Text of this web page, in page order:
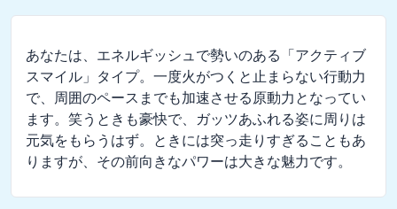
あなたは、エネルギッシュで勢いのある「アクティブ
スマイル」タイプ。一度火がつくと止まらない行動力
で、周囲のペースまでも加速させる原動力となってい
ます。笑うときも豪快で、ガッツあふれる姿に周りは
元気をもらうはず。ときには突っ走りすぎることもあ
りますが、その前向きなパワーは大きな魅力です。